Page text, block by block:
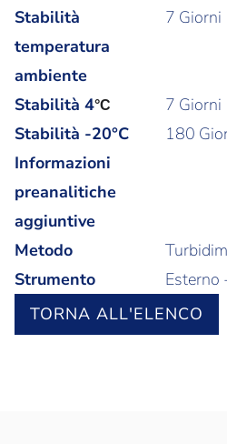
Stabilità
temperatura
ambiente
7 Giorni
Stabilità 4°C
7 Giorni
Stabilità -20°C
180
Informazioni
preanalitiche
aggiuntive
Metodo
Strumento
Esterno
TORNA ALL'ELENCO